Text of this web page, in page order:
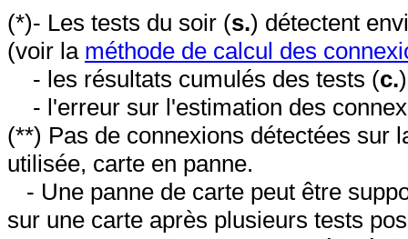
(*)- Les tests du soir (s.) détectent
(voir la méthode de calcul des
- les résultats cumulés des tests (c.
- l'erreur sur l'estimation des
(**) Pas de connexions détectées sur
utilisée, carte en panne.
- Une panne de carte peut être
sur une carte après plusieurs tests